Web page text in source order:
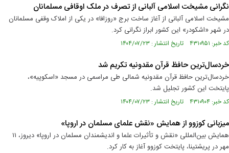
نگرانی مشیخت اسلامی آلبانی از تصرف در ملک اوقافی مسلمانان
مشیخت اسلامی آلبانی از آغاز ساخت برج «روزافا» در یکی از املاک وقفی مسلمانان
در شهر «اشکودر» این کشور ابراز نگرانی کرد.
کد خبر: ۴۳۱۰۹۵۱ تاریخ انتشار : ۱۴۰۴/۰۷/۲۳
خردسال‌ترین حافظ قرآن مقدونیه تکریم شد
خردسال‌ترین حافظ قرآن مقدونیه شمالی طی مراسمی در مسجد «اسکوپیه»،
پایتخت این کشور تجلیل شد.
کد خبر: ۴۳۱۰۹۰۴ تاریخ انتشار : ۱۴۰۴/۰۷/۲۳
میزبانی کوزوو از همایش «نقش علمای مسلمان در اروپا»
همایش بین‌المللی «نقش و تأثیرات علما و اندیشمندان مسلمان در اروپا» دیروز، ۱۱
مهر در پریشتینا، پایتخت کوزوو آغاز به کار کرد.